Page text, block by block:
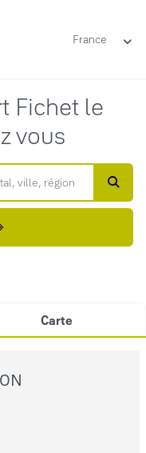
France
Fichet le
vous
Carte